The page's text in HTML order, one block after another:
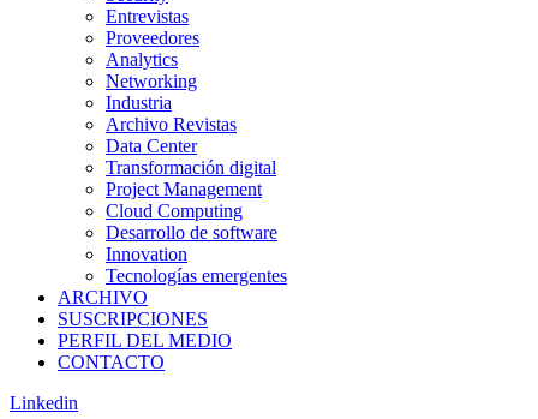
Entrevistas
Proveedores
Analytics
Networking
Industria
Archivo Revistas
Data Center
Transformación digital
Project Management
Cloud Computing
Desarrollo de software
Innovation
Tecnologías emergentes
ARCHIVO
SUSCRIPCIONES
PERFIL DEL MEDIO
CONTACTO
Linkedin